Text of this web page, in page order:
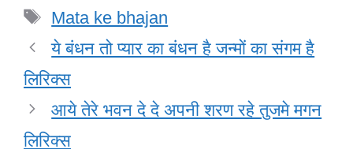
b
o
o
k
dI
n
A
p
M
Tags
Mata ke bhajan
ये बंधन तो प्यार का बंधन है जन्मों का संगम है
लिरिक्स
आये तेरे भवन दे दे अपनी शरण रहे तुजमे मगन
लिरिक्स